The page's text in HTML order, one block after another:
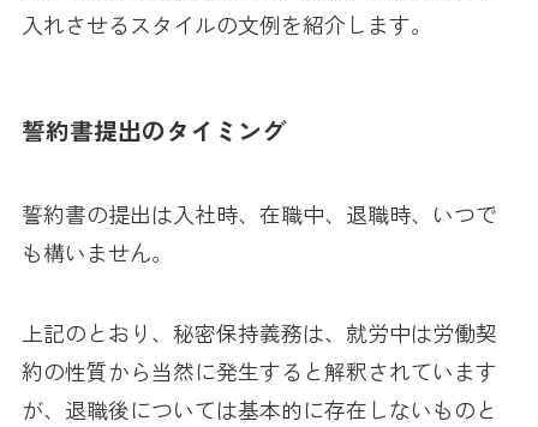
入れさせるスタイルの文例を紹介します。
誓約書提出のタイミング
誓約書の提出は入社時、在職中、退職時、いつで
も構いません。
上記のとおり、秘密保持義務は、就労中は労働契
約の性質から当然に発生すると解釈されています
が、退職後については基本的に存在しないものと